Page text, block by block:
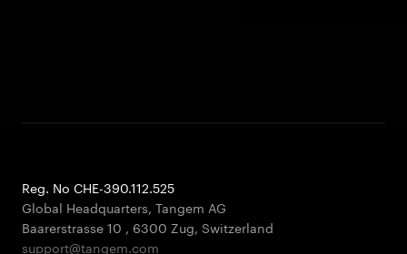
Reg. No CHE-390.112.525
Global Headquarters, Tangem AG
Baarerstrasse 10 , 6300 Zug, Switzerland
support@tangem.com